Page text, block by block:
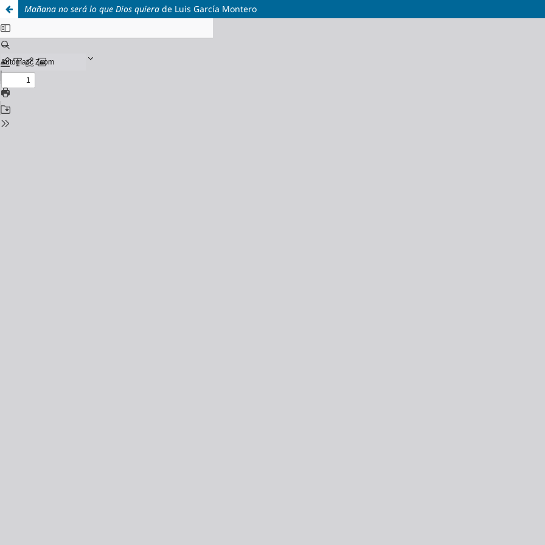
Mañana no será lo que Dios quierade Luis García Montero